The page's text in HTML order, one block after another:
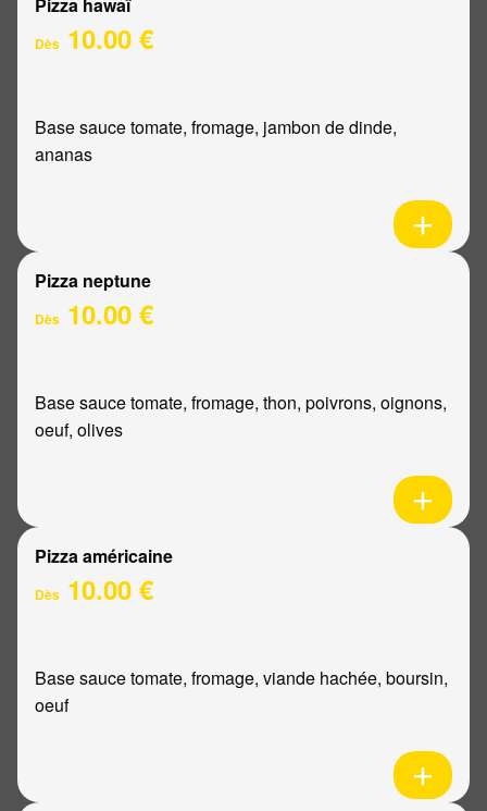
Dès 10.00 €
Base sauce tomate, fromage, jambon de dinde,
ananas
Pizza neptune
Dès 10.00 €
Base sauce tomate, fromage, thon, poivrons, oignons,
oeuf, olives
Pizza américaine
Dès 10.00 €
Base sauce tomate, fromage, viande hachée, boursin,
oeuf